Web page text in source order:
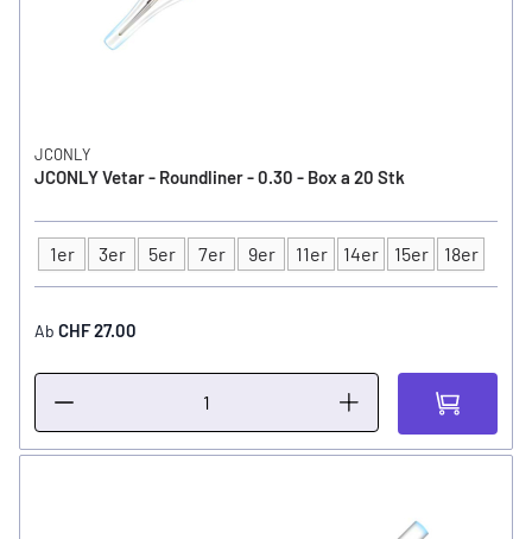
JCONLY
JCONLY Vetar - Roundliner - 0.30 - Box a 20 Stk
Typ
1er 3er 5er 7er 9er 11er 14er 15er 18er
Ab CHF 27.00